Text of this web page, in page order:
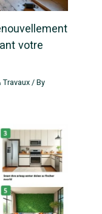
votre
Travaux / By